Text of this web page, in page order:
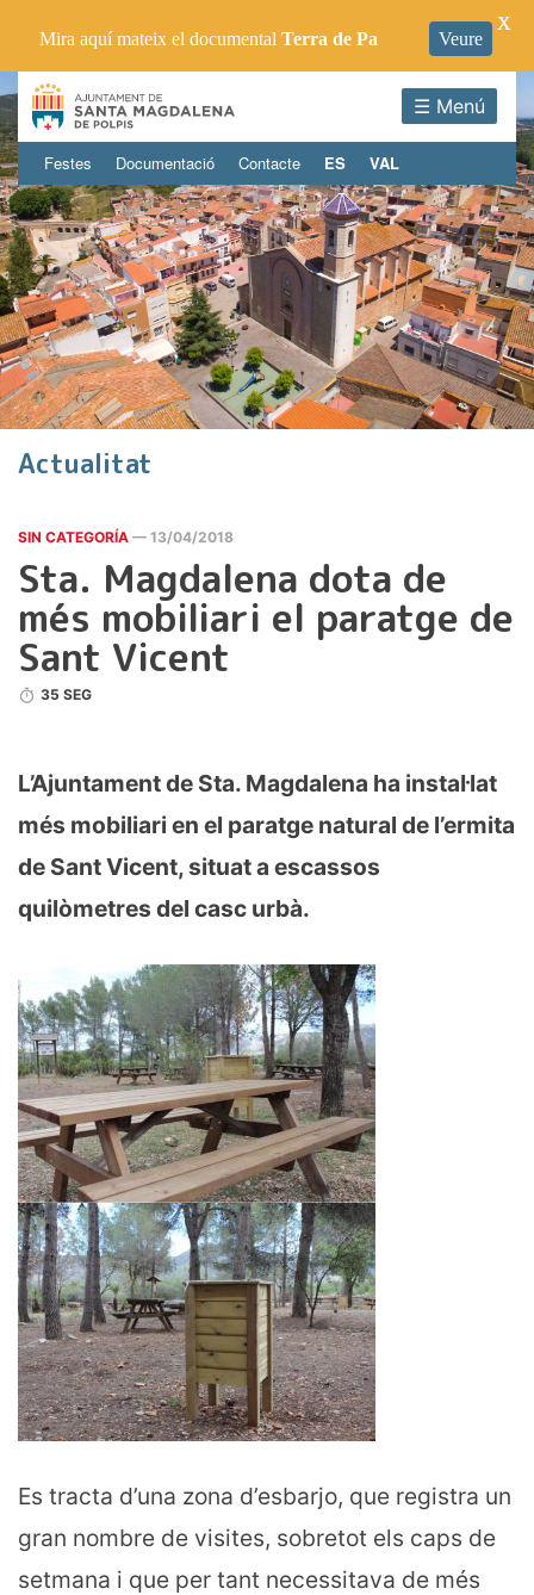
☰ Menú
Festes Documentació Contacte ES VAL
Actualitat
SIN CATEGORÍA — 13/04/2018
Sta. Magdalena dota de
més mobiliari el paratge de
Sant Vicent
35 SEG
L’Ajuntament de Sta. Magdalena ha instal·lat
més mobiliari en el paratge natural de l’ermita
de Sant Vicent, situat a escassos
quilòmetres del casc urbà.
Es tracta d’una zona d’esbarjo, que registra un
gran nombre de visites, sobretot els caps de
setmana i que per tant necessitava de més
Mira aquí mateix el documental Terra de Pa Veure
X